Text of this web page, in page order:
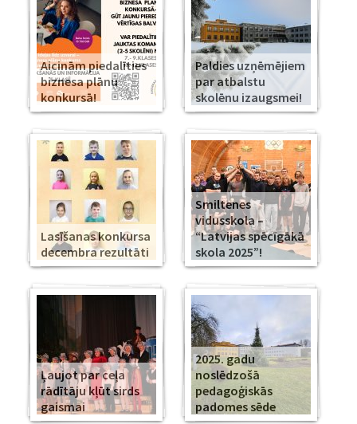
Aicinām piedalīties
biznesa plānu
konkursā!
Paldies uzņēmējiem
par atbalstu
skolēnu izaugsmei!
Lasīšanas konkursa
decembra rezultāti
Smiltenes
vidusskola –
“Latvijas spēcīgākā
skola 2025”!
Ļaujot par ceļa
rādītāju kļūt sirds
gaismai
2025. gadu
noslēdzošā
pedagoģiskās
padomes sēde